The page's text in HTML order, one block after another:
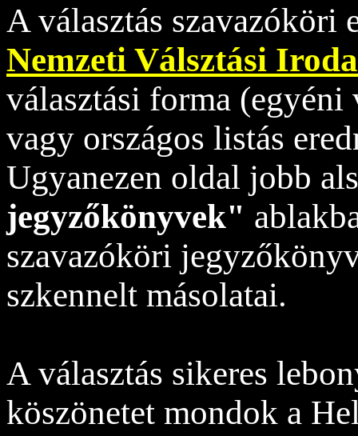
A választás szavazóköri
Nemzeti Válsztási
választási forma
vagy országos listás
Ugyanezen oldal jobb
jegyzőkönyvek"
szavazóköri
szkennelt másolatai.
A választás sikeres
köszönetet mondok a